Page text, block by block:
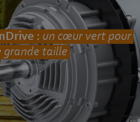
: un cœur vert pour
grande taille